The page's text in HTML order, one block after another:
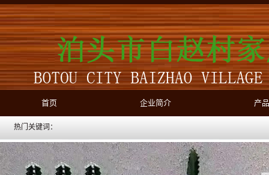
首页 企业简介 产
热门关键词：